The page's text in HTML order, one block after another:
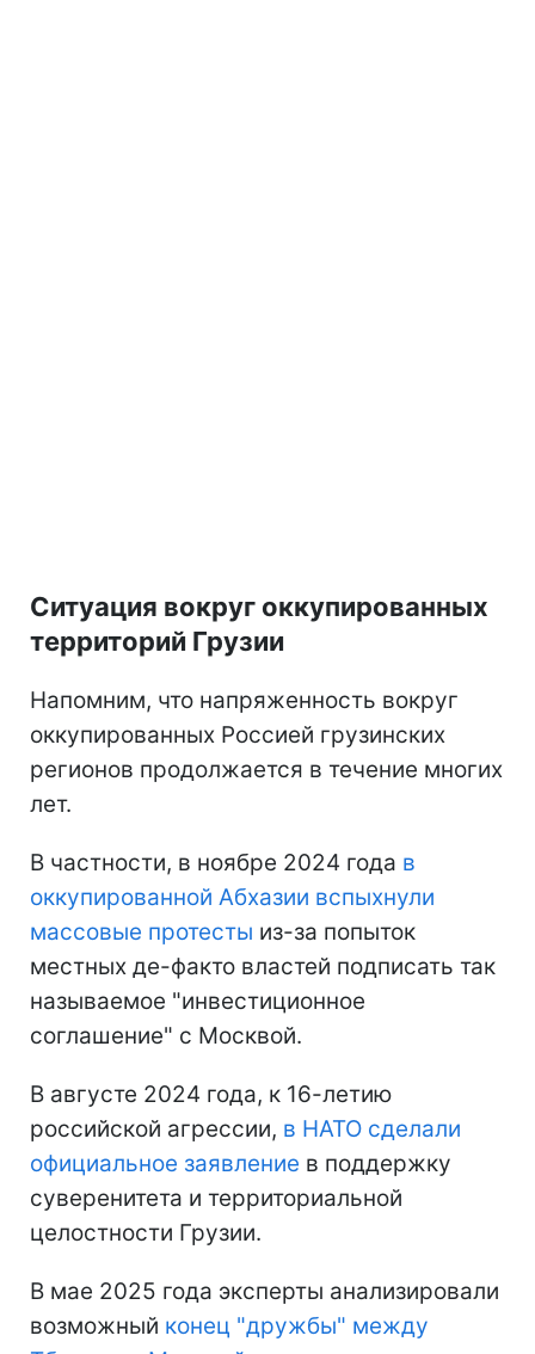
Ситуация вокруг оккупированных
территорий Грузии
Напомним, что напряженность вокруг
оккупированных Россией грузинских
регионов продолжается в течение многих
лет.
В частности, в ноябре 2024 года в
оккупированной Абхазии вспыхнули
массовые протесты из-за попыток
местных де-факто властей подписать так
называемое "инвестиционное
соглашение" с Москвой.
В августе 2024 года, к 16-летию
российской агрессии, в НАТО сделали
официальное заявление в поддержку
суверенитета и территориальной
целостности Грузии.
В мае 2025 года эксперты анализировали
возможный конец "дружбы" между